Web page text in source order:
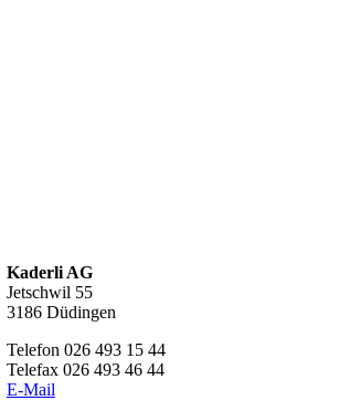
Kaderli AG
Jetschwil 55
3186 Düdingen
Telefon 026 493 15 44
Telefax 026 493 46 44
E-Mail